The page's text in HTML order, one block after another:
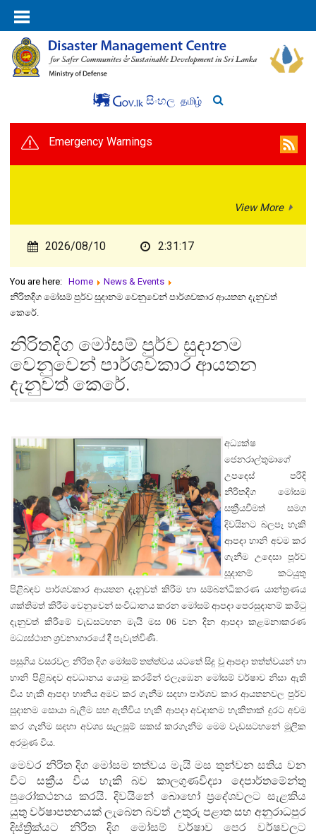
සිංහල தமிழ்
Emergency Warnings
View More
2026/08/10 2:31:17
You are here: Home
News & Events
නිරිතදිග මෝසම් පුර්ව සුදානම වෙනුවෙන් පාර්ශවකාර ආයතන දැනුවත්
කෙරේ.
නිරිතදිග මෝසම් පුර්ව සුදානම
වෙනුවෙන් පාර්ශවකාර ආයතන
දැනුවත් කෙරේ.
අධ්‍යක්ෂ
ජෙනරාල්තුමාගේ
උපදෙස් පරිදි
නිරිතදිග මෝසම
සක්‍රීයවීමත් සමග
දිවයිනට බලපෑ හැකි
ආපදා හානි අවම කර
ගැනීම උදෙසා පූර්ව
සූදානම් කටයුතු
පිළිබඳව පාර්ශවකාර ආයතන දැනුවත් කිරීම හා සම්බන්ධීකරණ යාන්ත්‍රණය
ශක්තිමත් කිරීම වෙනුවෙන් සංවිධානය කරන මෝසම් ආපදා පෙරසුදානම් කමිටු
දැනුවත් කිරීමේ වැඩසටහන මැයි මස 06 වන දින ආපදා කළමනාකරණ
මධ්‍යස්ථාන ශ්‍රවනාගාරයේ දී පැවැත්විණි.
පසුගිය වසරවල නිරිත දිග මෝසම් තත්ත්වය යටතේ සිදු වූ ආපදා තත්ත්වයන් හා
හානි පිළිබඳව අවධානය යොමු කරමින්එලැඹෙන මෝසම් වර්ෂාව නිසා ඇති
විය හැකි ආපදා හානිය අමව කර ගැනීම සදහා පාර්ශව කාර ආයතනවල පුර්ව
සුදානම සොයා බැලීම සහඇතිවිය හැකි ආපදා අවදානම හැකිතාක් දුරට අවම
කර ගැනීම සදහා අවශ්‍ය සැලසුම් සකස් කරගැනීම මෙම වැඩසටහ‍නේ මූලික
අරමුණ විය.
මෙවර නිරිත දිග මෝසම තත්වය මැයි මස තුන්වන සතිය වන
විට සක්‍රීය විය හැකි බව කාලගුණවිද්‍යා දෙපාර්තමේන්තු
පුරෝකථනය කරයි. දිවයිනේ බොහෝ ප්‍රදේශවලට සැළකිය
යුතු වර්ෂාපතනයක් ලැබෙන බවත් උතුරු පළාත සහ අනුරාධපුර
දිස්ත්‍රික්යට නිරිත දිග මෝසම් වර්ෂාව පෙර වර්ෂවලට